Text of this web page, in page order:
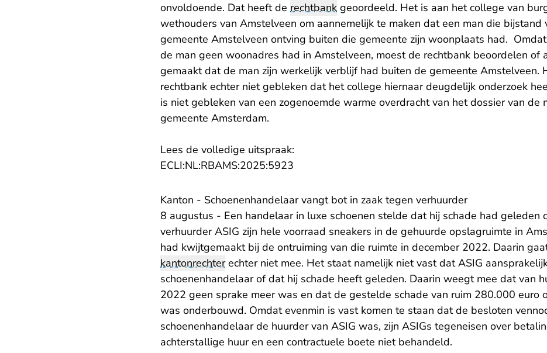
onvoldoende. Dat heeft de rechtbank geoordeeld. Het is aan het college van
wethouders van Amstelveen om aannemelijk te maken dat een man die bijstand
gemeente Amstelveen ontving buiten die gemeente zijn woonplaats had.
de man geen woonadres had in Amstelveen, moest de rechtbank beoordelen of
gemaakt dat de man zijn werkelijk verblijf had buiten de gemeente Amstelveen.
rechtbank echter niet gebleken dat het college hiernaar deugdelijk onderzoek
is niet gebleken van een zogenoemde warme overdracht van het dossier van de
gemeente Amsterdam.
Lees de volledige uitspraak:
ECLI:NL:RBAMS:2025:5923
Kanton - Schoenenhandelaar vangt bot in zaak tegen verhuurder
8 augustus - Een handelaar in luxe schoenen stelde dat hij schade had geleden
verhuurder ASIG zijn hele voorraad sneakers in de gehuurde opslagruimte in
had kwijtgemaakt bij de ontruiming van die ruimte in december 2022. Daarin
kantonrechterechter niet mee. Het staat namelijk niet vast dat ASIG
schoenenhandelaar of dat hij schade heeft geleden. Daarin weegt mee dat van
2022 geen sprake meer was en dat de gestelde schade van ruim 280.000 euro
was onderbouwd. Omdat evenmin is vast komen te staan dat de besloten
schoenenhandelaar de huurder van ASIG was, zijn ASIGs tegeneisen over
achterstallige huur en een contractuele boete niet behandeld.